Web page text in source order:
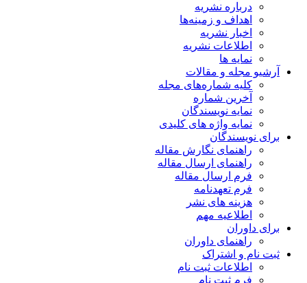
درباره نشریه
اهداف و زمینه‌ها
اخبار نشریه
اطلاعات نشریه
نمایه ها
آرشیو مجله و مقالات
کلیه شماره‌های مجله
آخرین شماره
نمایه نویسندگان
نمایه واژه های کلیدی
برای نویسندگان
راهنمای نگارش مقاله
راهنمای ارسال مقاله
فرم ارسال مقاله
فرم تعهدنامه
هزینه های نشر
اطلاعیه مهم
برای داوران
راهنمای داوران
ثبت نام و اشتراک
اطلاعات ثبت نام
فرم ثبت نام